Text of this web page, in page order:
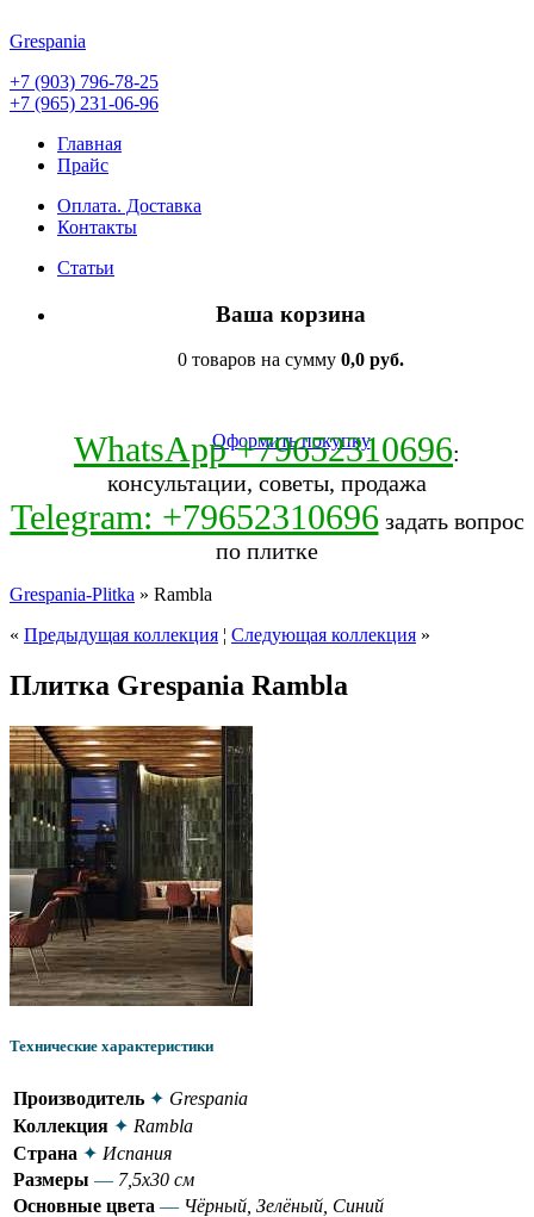
Grespania
+7 (903) 796-78-25
+7 (965) 231-06-96
Главная
Прайс
Оплата. Доставка
Контакты
Статьи
Ваша корзина
0 товаров на сумму 0,0 руб.
Оформить покупку
WhatsApp +79652310696:
консультации, советы, продажа
Telegram: +79652310696 задать вопрос
по плитке
Grespania-Plitka » Rambla
« Предыдущая коллекция ¦ Следующая коллекция »
Плитка Grespania Rambla
Технические характеристики
Производитель ✦ Grespania
Коллекция ✦ Rambla
Страна ✦ Испания
Размеры — 7,5х30 см
Основные цвета — Чёрный, Зелёный, Синий